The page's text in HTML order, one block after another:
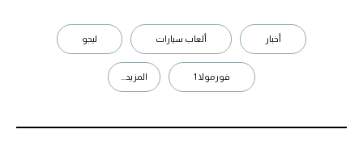
أخبار ألعاب سيارات ليجو
فورمولا 1 المزيد...